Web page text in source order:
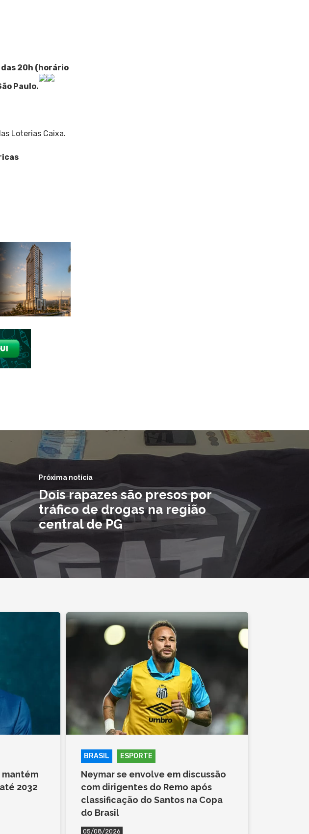
das 20h (horário
Paulo.
Loterias Caixa.
Próxima notícia
Dois rapazes são presos por
tráfico de drogas na região
central de PG
mantém
2032
BRASIL ESPORTE
Neymar se envolve em discussão
com dirigentes do Remo após
classificação do Santos na Copa
do Brasil
05/08/2026